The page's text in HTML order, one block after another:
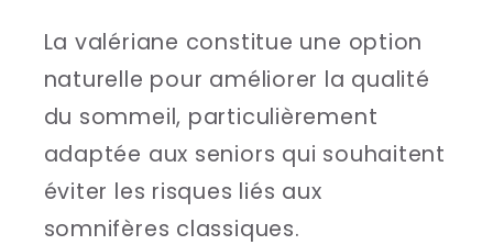
La valériane constitue une option
naturelle pour améliorer la qualité
du sommeil, particulièrement
adaptée aux seniors qui souhaitent
éviter les risques liés aux
somnifères classiques.